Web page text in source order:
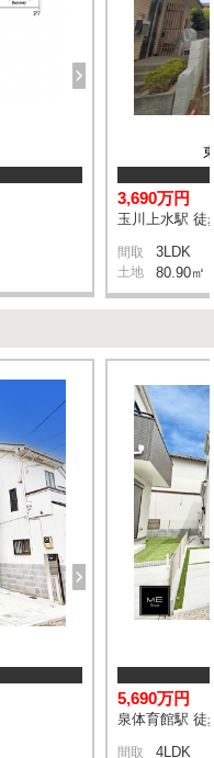
3,690万円
玉川上水駅 徒
間取 3LDK
土地 80.90㎡
5,690万円
泉体育館駅 徒
間取 4LDK